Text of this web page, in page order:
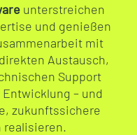
unterstreichen
und genießen
mit
Austausch,
Support
– und
zukunftssichere
realisieren.